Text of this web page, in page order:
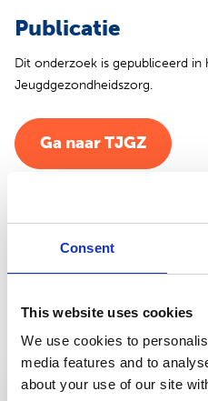
Consent
This website uses cookies
We use cookies to
media features and to
about your use of our site
Publicatie
Dit onderzoek is gepubliceerd in
Jeugdgezondheidszorg.
Ga naar TJGZ
Vassia is geinterviewd over haar
Bekijk ook